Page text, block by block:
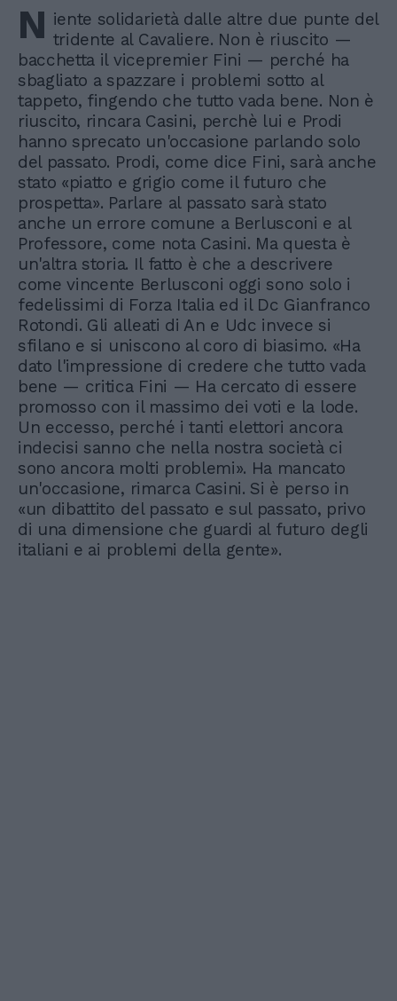
N iente solidarietà dalle altre due punte del
tridente al Cavaliere. Non è riuscito —
bacchetta il vicepremier Fini — perché ha
sbagliato a spazzare i problemi sotto al
tappeto, fingendo che tutto vada bene. Non è
riuscito, rincara Casini, perchè lui e Prodi
hanno sprecato un'occasione parlando solo
del passato. Prodi, come dice Fini, sarà anche
stato «piatto e grigio come il futuro che
prospetta». Parlare al passato sarà stato
anche un errore comune a Berlusconi e al
Professore, come nota Casini. Ma questa è
un'altra storia. Il fatto è che a descrivere
come vincente Berlusconi oggi sono solo i
fedelissimi di Forza Italia ed il Dc Gianfranco
Rotondi. Gli alleati di An e Udc invece si
sfilano e si uniscono al coro di biasimo. «Ha
dato l'impressione di credere che tutto vada
bene — critica Fini — Ha cercato di essere
promosso con il massimo dei voti e la lode.
Un eccesso, perché i tanti elettori ancora
indecisi sanno che nella nostra società ci
sono ancora molti problemi». Ha mancato
un'occasione, rimarca Casini. Si è perso in
«un dibattito del passato e sul passato, privo
di una dimensione che guardi al futuro degli
italiani e ai problemi della gente».